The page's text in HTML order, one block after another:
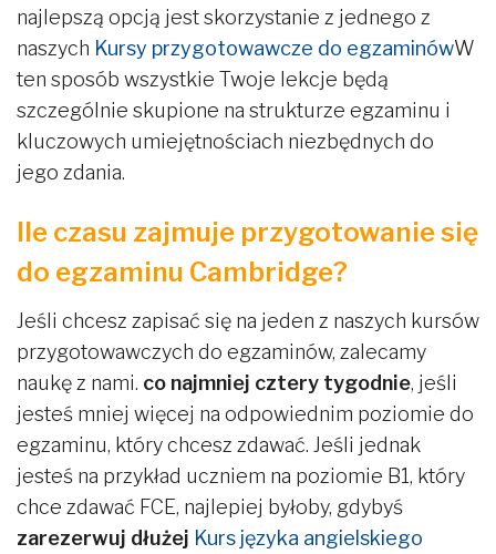
najlepszą opcją jest skorzystanie z jednego z
naszych Kursy przygotowawcze do egzaminówW
ten sposób wszystkie Twoje lekcje będą
szczególnie skupione na strukturze egzaminu i
kluczowych umiejętnościach niezbędnych do
jego zdania.
Ile czasu zajmuje przygotowanie się
do egzaminu Cambridge?
Jeśli chcesz zapisać się na jeden z naszych kursów
przygotowawczych do egzaminów, zalecamy
naukę z nami. co najmniej cztery tygodnie, jeśli
jesteś mniej więcej na odpowiednim poziomie do
egzaminu, który chcesz zdawać. Jeśli jednak
jesteś na przykład uczniem na poziomie B1, który
chce zdawać FCE, najlepiej byłoby, gdybyś
zarezerwuj dłużej Kurs języka angielskiego